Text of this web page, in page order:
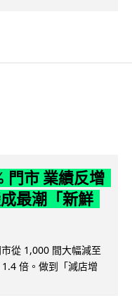
門市 業績反增
最潮「新鮮
從 1,000 間大幅減至
倍。做到「減店增